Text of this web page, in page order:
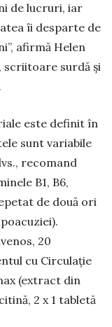
de lucruri, iar
îi des­parte de
afirmă Helen
scriitoare surdă și
este definit în
sunt variabile
recomand
B1, B6,
de două ori
20
cu Circulație
(extract din
2 x 1 tabletă